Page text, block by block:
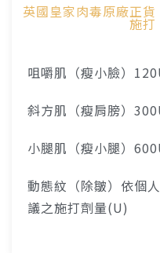
英國皇家肉毒原廠正
施打
咀嚼肌（瘦小臉）
斜方肌（瘦肩膀）
小腿肌（瘦小腿）
動態紋（除皺）依個
議之施打劑量(U)